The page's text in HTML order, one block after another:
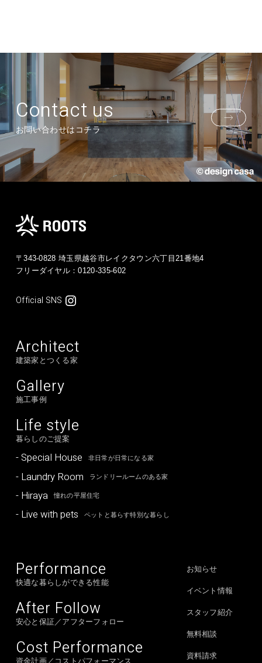
Contact us
お問い合わせはコチラ
〒343-0828 埼玉県越谷市レイクタウン六丁目21番地4
フリーダイヤル：0120-335-602
Official SNS
Architect
建築家とつくる家
Gallery
施工事例
Life style
暮らしのご提案
- Special House 非日常が日常になる家
- Laundry Room ランドリールームのある家
- Hiraya 憧れの平屋住宅
- Live with pets ペットと暮らす特別な暮らし
Performance
快適な暮らしができる性能
After Follow
安心と保証／アフターフォロー
Cost Performance
資金計画／コストパフォーマンス
お知らせ
イベント情報
スタッフ紹介
無料相談
資料請求